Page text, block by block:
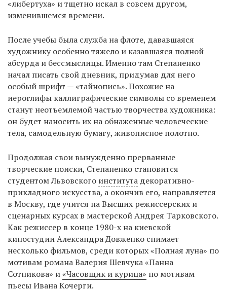
«либертуха» и тщетно искал в совсем другом,
изменившемся времени.
После учебы была служба на флоте, дававшаяся
художнику особенно тяжело и казавшаяся полной
абсурда и бессмыслицы. Именно там Степаненко
начал писать свой дневник, придумав для него
особый шрифт — «тайнопись». Похожие на
иероглифы каллиграфические символы со временем
станут неотъемлемой частью творчества художника:
он будет наносить их на обнаженные человеческие
тела, самодельную бумагу, живописное полотно.
Продолжая свои вынужденно прерванные
творческие поиски, Степаненко становится
студентом Львовского института декоративно-
прикладного искусства, а окончив его, направляется
в Москву, где учится на Высших режиссерских и
сценарных курсах в мастерской Андрея Тарковского.
Как режиссер в конце 1980-х на киевской
киностудии Александра Довженко снимает
несколько фильмов, среди которых «Полная луна» по
мотивам романа Валерия Шевчука «Панна
Сотникова» и«Часовщик и курица» по мотивам
пьесы Ивана Кочерги.